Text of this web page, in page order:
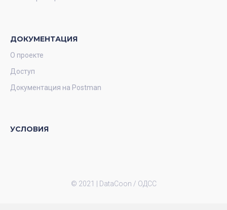
ДОКУМЕНТАЦИЯ
О проекте
Доступ
Документация на Postman
УСЛОВИЯ
© 2021 | DataCoon / ОДСС